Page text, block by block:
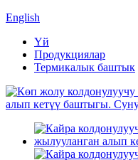
English
Үй
Продукциялар
Термикалык баштык